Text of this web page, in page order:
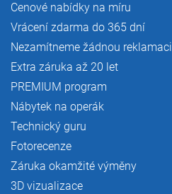
Cenové nabídky na míru
Vrácení zdarma do 365 dní
Nezamítneme žádnou reklamaci
Extra záruka až 20 let
PREMIUM program
Nábytek na operák
Technický guru
Fotorecenze
Záruka okamžité výměny
3D vizualizace